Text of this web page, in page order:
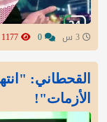
القحطاني:
الأزمات"!